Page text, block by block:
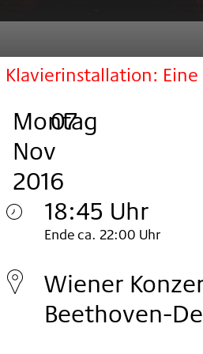
Klavierinstallation:
Montag
, 07
.
Nov
2016
.
18:45 Uhr
Montag
07.
Nov
2016
Ende ca. 22:00 Uhr
Wiener
Beethoven-